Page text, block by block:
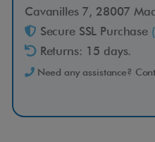
Cavanilles 7, 28007
Secure SSL Purchase
Returns: 15 days.
Need any assistance?